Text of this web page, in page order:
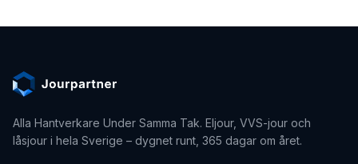
Alla Hantverkare Under Samma Tak. Eljour, VVS-jour och
låsjour i hela Sverige – dygnet runt, 365 dagar om året.